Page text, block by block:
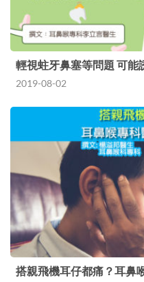
輕視蛀牙鼻塞等問題 可能
2019-08-02
搭親飛機耳仔都痛？耳鼻